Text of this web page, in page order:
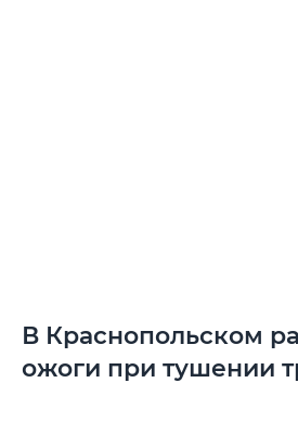
В Краснопольском
ожоги при тушении